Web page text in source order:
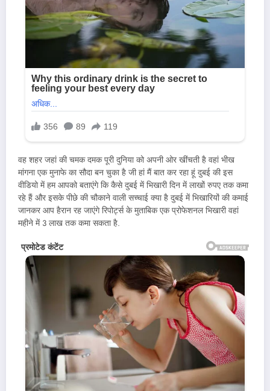
वह शहर जहां की चमक दमक पूरी दुनिया को अपनी ओर खींचती है वहां भीख
मांगना एक मुनाफे का सौदा बन चुका है जी हां मैं बात कर रहा हूं दुबई की इस
वीडियो में हम आपको बताएंगे कि कैसे दुबई में भिखारी दिन में लाखों रुपए तक कमा
रहे हैं और इसके पीछे की चौकाने वाली सच्चाई क्या है दुबई में भिखारियों की कमाई
जानकर आप हैरान रह जाएंगे रिपोर्ट्स के मुताबिक एक प्रोफेशनल भिखारी वहां
महीने में 3 लाख तक कमा सकता है.